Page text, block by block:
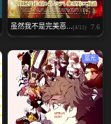
虽然我不是完美恶...(4/11) 7.6
蓝光